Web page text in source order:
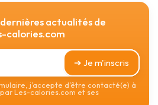
dernières actualités de
calories.com
➔ Je m'inscris
j’accepte d’être contacté(e) à
Les-calories.com et ses